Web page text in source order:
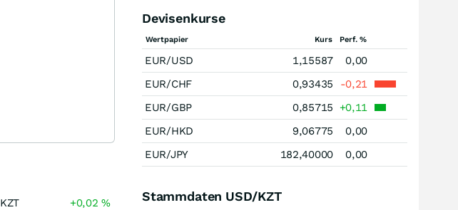
KZT +0,02%
Devisenkurse
Wertpapier Kurs Perf. %
EUR/USD 1,15587
0,00
EUR/CHF
0,93435
-0,21
EUR/GBP
0,85715
+0,11
EUR/HKD
9,06775
0,00
EUR/JPY
182,40000 0,00
Stammdaten USD/KZT